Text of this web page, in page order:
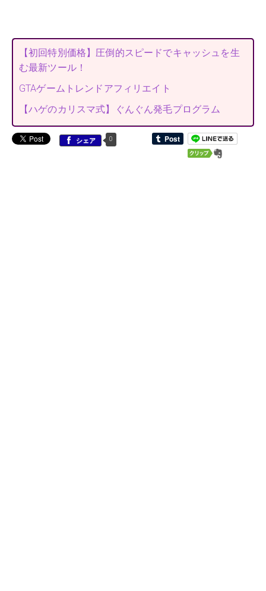
【初回特別価格】圧倒的スピードでキャッシュを生
む最新ツール！
GTAゲームトレンドアフィリエイト
【ハゲのカリスマ式】ぐんぐん発毛プログラム
シェア 0